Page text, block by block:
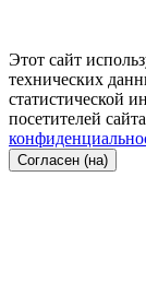
Этот сайт
технических
статистической
посетителей
Согласен (на)